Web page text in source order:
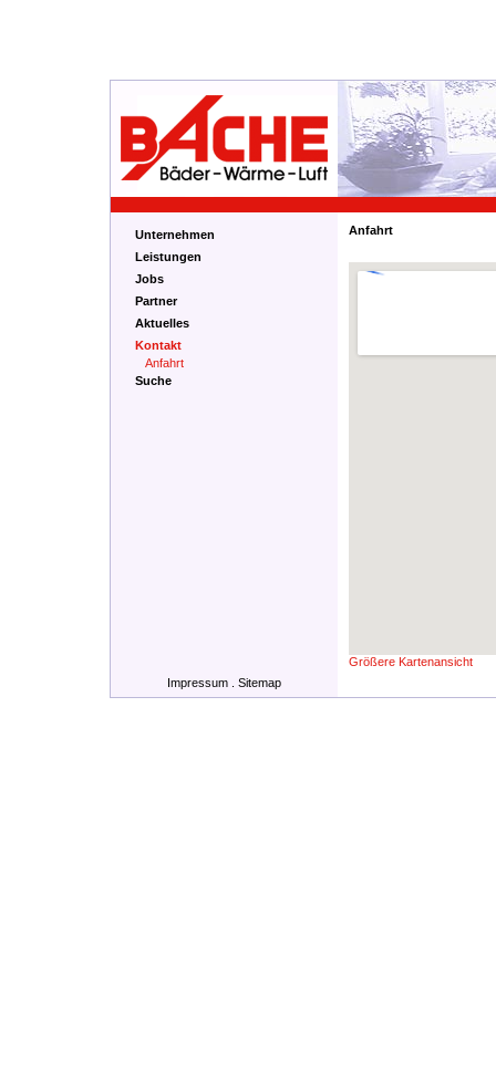
Unternehmen
Leistungen
Jobs
Partner
Aktuelles
Kontakt
Anfahrt
Suche
Anfahrt
Größere Kartenansicht
Impressum. Sitemap